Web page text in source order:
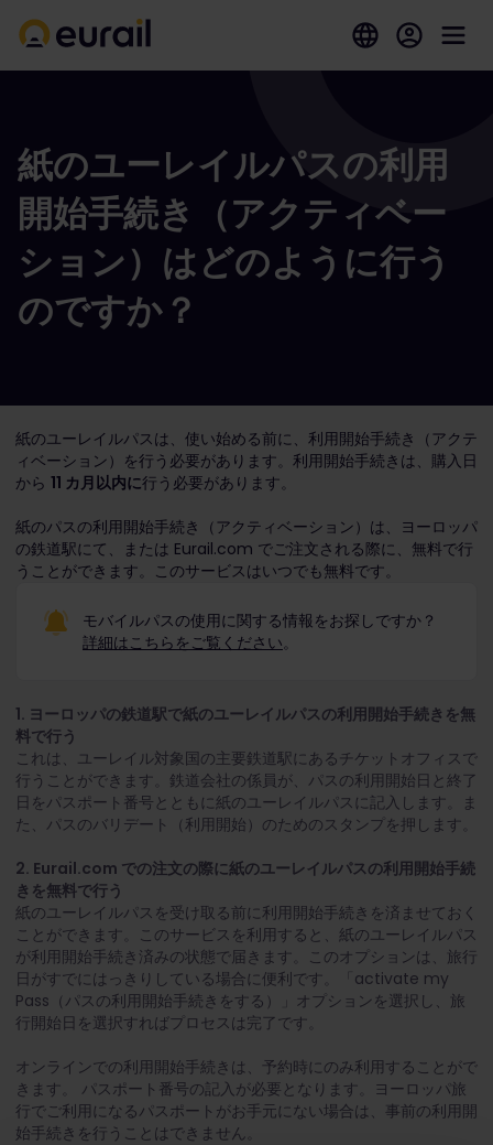
紙のユーレイルパスの利用
開始手続き（アクティベー
ション）はどのように行う
のですか？
紙のユーレイルパスは、使い始める前に、利用開始手続き（アクテ
ィベーション）を行う必要があります。利用開始手続きは、購入日
から 11 カ月以内に行う必要があります。
紙のパスの利用開始手続き（アクティベーション）は、ヨーロッパ
の鉄道駅にて、または Eurail.com でご注文される際に、無料で行
うことができます。このサービスはいつでも無料です。
モバイルパスの使用に関する情報をお探しですか？
詳細はこちらをご覧ください。
1. ヨーロッパの鉄道駅で紙のユーレイルパスの利用開始手続きを無
料で行う
これは、ユーレイル対象国の主要鉄道駅にあるチケットオフィスで
行うことができます。鉄道会社の係員が、パスの利用開始日と終了
日をパスポート番号とともに紙のユーレイルパスに記入します。ま
た、パスのバリデート（利用開始）のためのスタンプを押します。
2. Eurail.com での注文の際に紙のユーレイルパスの利用開始手続
きを無料で行う
紙のユーレイルパスを受け取る前に利用開始手続きを済ませておく
ことができます。このサービスを利用すると、紙のユーレイルパス
が利用開始手続き済みの状態で届きます。このオプションは、旅行
日がすでにはっきりしている場合に便利です。「activate my
Pass（パスの利用開始手続きをする）」オプションを選択し、旅
行開始日を選択すればプロセスは完了です。
オンラインでの利用開始手続きは、予約時にのみ利用することがで
きます。 パスポート番号の記入が必要となります。ヨーロッパ旅
行でご利用になるパスポートがお手元にない場合は、事前の利用開
始手続きを行うことはできません。